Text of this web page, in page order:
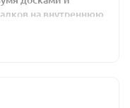
косой планкен
заборов и
на внутреннюю
более